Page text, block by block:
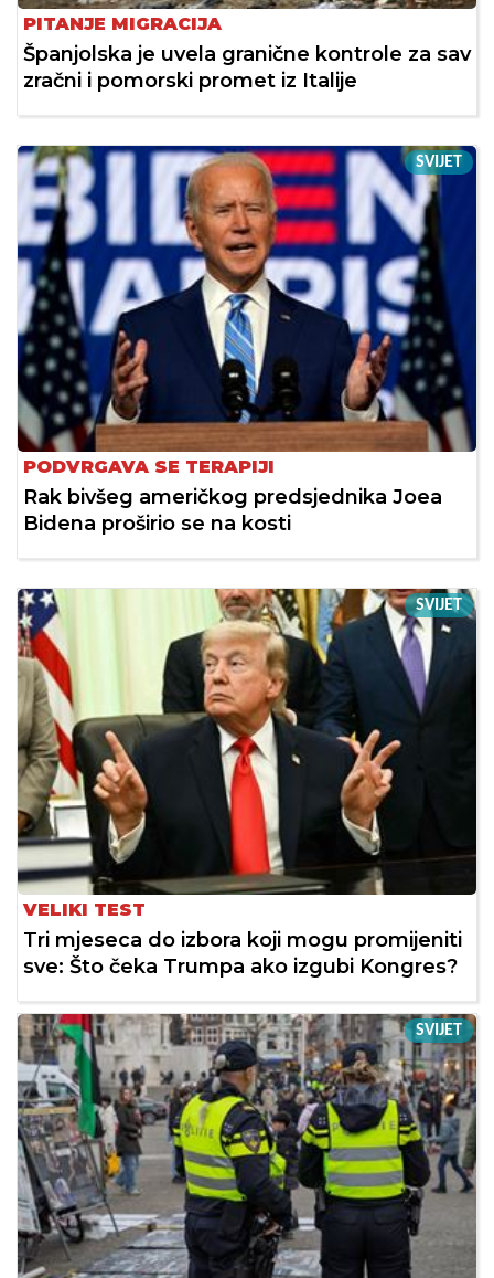
PITANJE MIGRACIJA
Španjolska je uvela granične kontrole za sav
zračni i pomorski promet iz Italije
SVIJET
PODVRGAVA SE TERAPIJI
Rak bivšeg američkog predsjednika Joea
Bidena proširio se na kosti
SVIJET
VELIKI TEST
Tri mjeseca do izbora koji mogu promijeniti
sve: Što čeka Trumpa ako izgubi Kongres?
SVIJET